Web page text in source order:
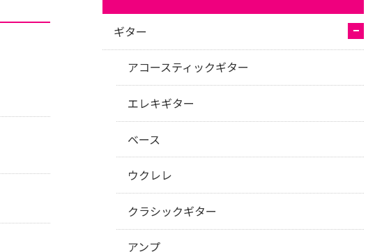
ギター
アコースティックギター
エレキギター
ベース
ウクレレ
クラシックギター
アンプ